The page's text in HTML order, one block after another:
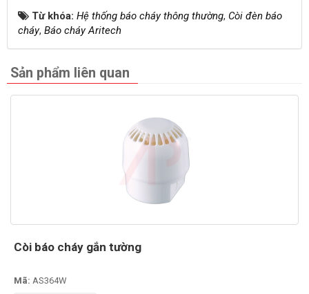
Từ khóa: Hệ thống báo cháy thông thường, Còi đèn báo
cháy, Báo cháy Aritech
Sản phẩm liên quan
Còi báo cháy gắn tường
Mã: AS364W